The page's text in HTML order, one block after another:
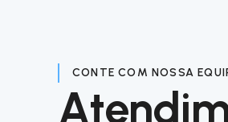
CONTE COM NOSSA